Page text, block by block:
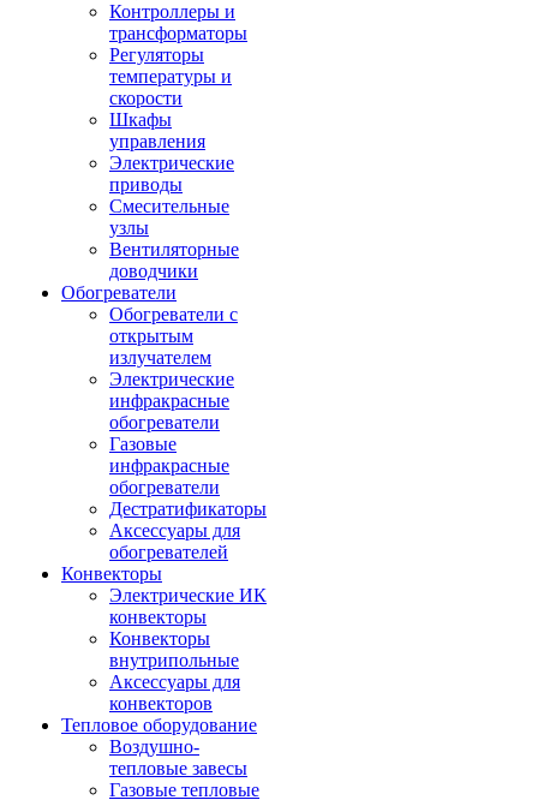
Контроллеры и
трансформаторы
Регуляторы
температуры и
скорости
Шкафы
управления
Электрические
приводы
Смесительные
узлы
Вентиляторные
доводчики
Обогреватели
Обогреватели с
открытым
излучателем
Электрические
инфракрасные
обогреватели
Газовые
инфракрасные
обогреватели
Дестратификаторы
Аксессуары для
обогревателей
Конвекторы
Электрические ИК
конвекторы
Конвекторы
внутрипольные
Аксессуары для
конвекторов
Тепловое оборудование
Воздушно-
тепловые завесы
Газовые тепловые